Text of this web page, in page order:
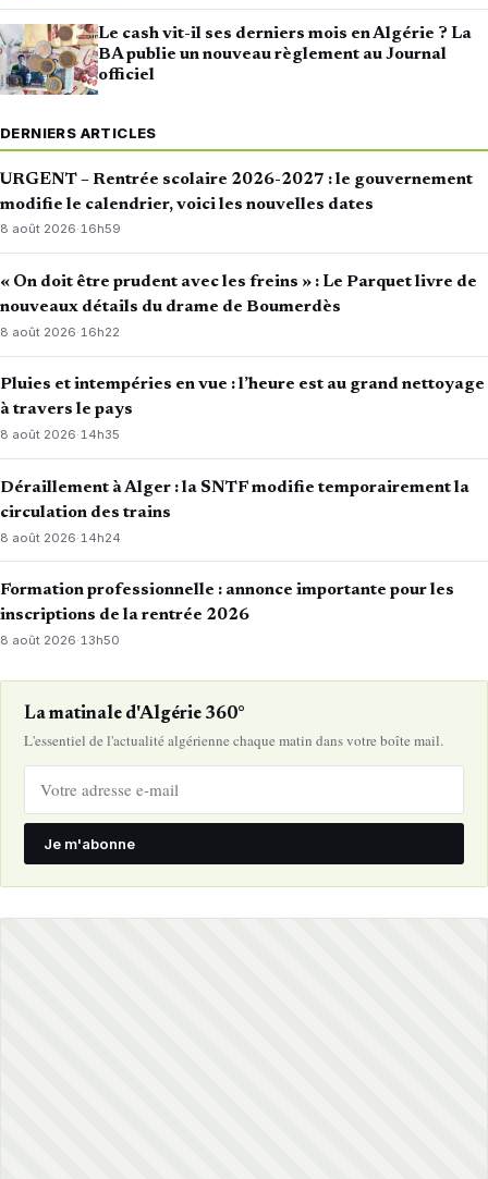
Le cash vit-il ses derniers mois en Algérie ? La
BA publie un nouveau règlement au Journal
officiel
DERNIERS ARTICLES
URGENT – Rentrée scolaire 2026-2027 : le gouvernement
modifie le calendrier, voici les nouvelles dates
8 août 2026·16h59
« On doit être prudent avec les freins » : Le Parquet livre de
nouveaux détails du drame de Boumerdès
8 août 2026· 16h22
Pluies et intempéries en vue : l’heure est au grand nettoyage
à travers le pays
8 août 2026·14h35
Déraillement à Alger : la SNTF modifie temporairement la
circulation des trains
8 août 2026· 14h24
Formation professionnelle : annonce importante pour les
inscriptions de la rentrée 2026
8 août 2026·13h50
La matinale d'Algérie 360°
L'essentiel de l'actualité algérienne chaque matin dans votre boîte mail.
Je m'abonne